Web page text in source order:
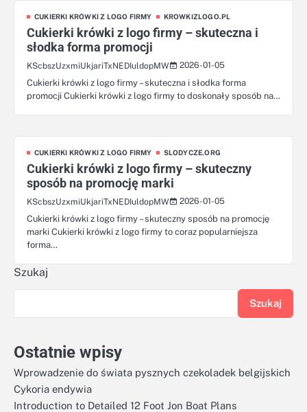
CUKIERKI KRÓWKI Z LOGO FIRMY KROWKIZLOGO.PL
Cukierki krówki z logo firmy – skuteczna i
słodka forma promocji
KScbszUzxmiUkjariTxNEDIuldopMW
2026-01-05
Cukierki krówki z logo firmy – skuteczna i słodka forma
promocji Cukierki krówki z logo firmy to doskonały sposób na…
CUKIERKI KRÓWKI Z LOGO FIRMY SLODYCZE.ORG
Cukierki krówki z logo firmy – skuteczny
sposób na promocję marki
KScbszUzxmiUkjariTxNEDIuldopMW
2026-01-05
Cukierki krówki z logo firmy – skuteczny sposób na promocję
marki Cukierki krówki z logo firmy to coraz popularniejsza
forma…
Szukaj
Szukaj
Ostatnie wpisy
Wprowadzenie do świata pysznych czekoladek belgijskich
Cykoria endywia
Introduction to Detailed 12 Foot Jon Boat Plans